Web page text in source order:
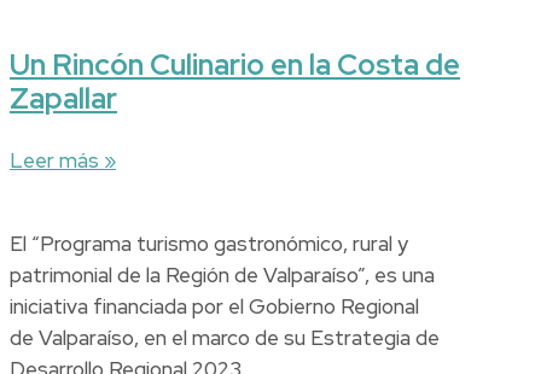
Un Rincón Culinario en la Costa de
Zapallar
Leer más »
El “Programa turismo gastronómico, rural y
patrimonial de la Región de Valparaíso”, es una
iniciativa financiada por el Gobierno Regional
de Valparaíso, en el marco de su Estrategia de